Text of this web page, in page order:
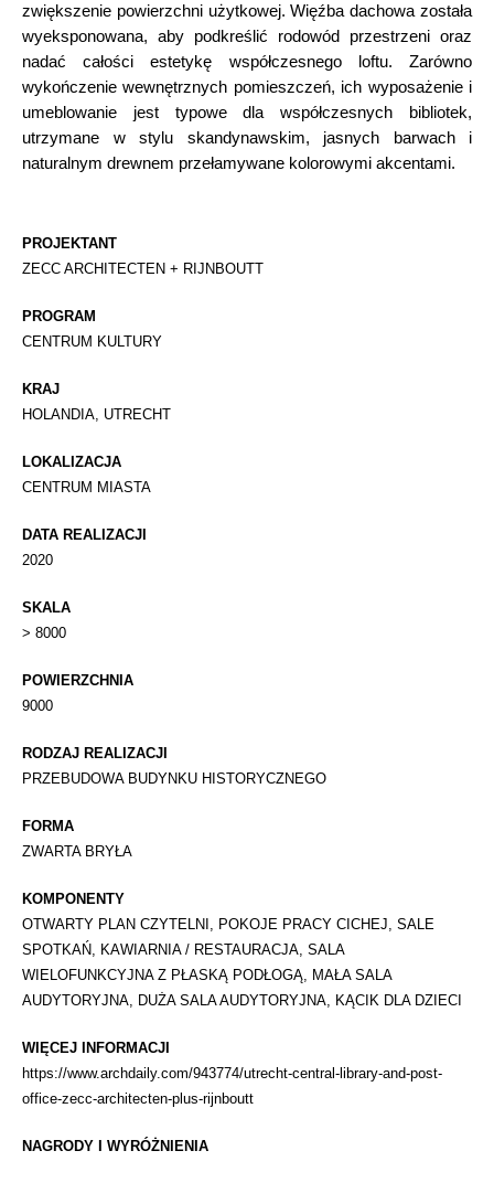
zwiększenie powierzchni użytkowej. Więźba dachowa została
wyeksponowana, aby podkreślić rodowód przestrzeni oraz
nadać całości estetykę współczesnego loftu. Zarówno
wykończenie wewnętrznych pomieszczeń, ich wyposażenie i
umeblowanie jest typowe dla współczesnych bibliotek,
utrzymane w stylu skandynawskim, jasnych barwach i
naturalnym drewnem przełamywane kolorowymi akcentami.
PROJEKTANT
ZECC ARCHITECTEN + RIJNBOUTT
PROGRAM
CENTRUM KULTURY
KRAJ
HOLANDIA, UTRECHT
LOKALIZACJA
CENTRUM MIASTA
DATA REALIZACJI
2020
SKALA
> 8000
POWIERZCHNIA
9000
RODZAJ REALIZACJI
PRZEBUDOWA BUDYNKU HISTORYCZNEGO
FORMA
ZWARTA BRYŁA
KOMPONENTY
OTWARTY PLAN CZYTELNI, POKOJE PRACY CICHEJ, SALE
SPOTKAŃ, KAWIARNIA / RESTAURACJA, SALA
WIELOFUNKCYJNA Z PŁASKĄ PODŁOGĄ, MAŁA SALA
AUDYTORYJNA, DUŻA SALA AUDYTORYJNA, KĄCIK DLA DZIECI
WIĘCEJ INFORMACJI
https://www.archdaily.com/943774/utrecht-central-library-and-post-
office-zecc-architecten-plus-rijnboutt
NAGRODY I WYRÓŻNIENIA